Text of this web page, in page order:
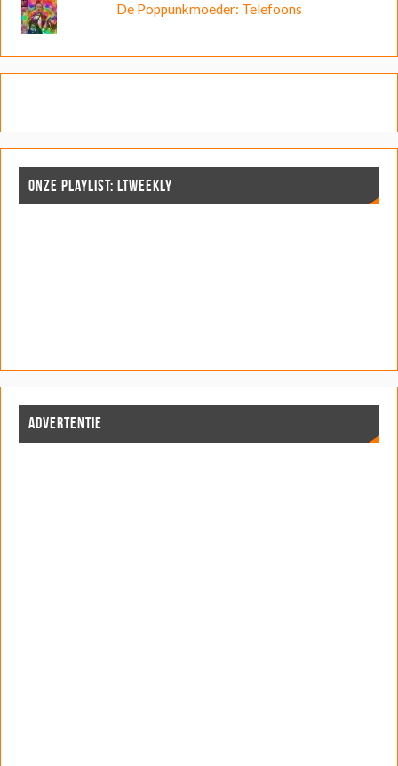
De Poppunkmoeder: Telefoons
ONZE PLAYLIST: LTWEEKLY
ADVERTENTIE